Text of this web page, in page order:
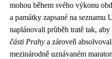
mohou během svého výkonu
a památky zapsané na
naplánovali průběh tratě tak,
části Prahy a zároveň
mezinárodně uznávaném